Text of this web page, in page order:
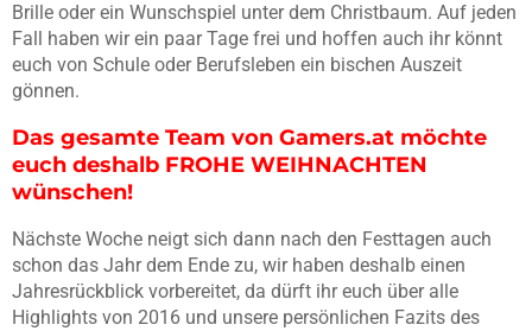
Brille oder ein Wunschspiel unter dem Christbaum. Auf jeden
Fall haben wir ein paar Tage frei und hoffen auch ihr könnt
euch von Schule oder Berufsleben ein bischen Auszeit
gönnen.
Das gesamte Team von Gamers.at möchte
euch deshalb FROHE WEIHNACHTEN
wünschen!
Nächste Woche neigt sich dann nach den Festtagen auch
schon das Jahr dem Ende zu, wir haben deshalb einen
Jahresrückblick vorbereitet, da dürft ihr euch über alle
Highlights von 2016 und unsere persönlichen Fazits des